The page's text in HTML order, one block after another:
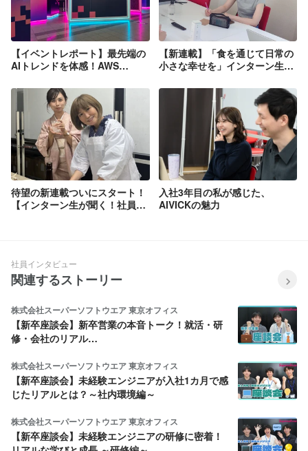
【イベントレポート】最先端の
AIトレンドを体感！AWS
ションに参画してきました！
【新連載】「食を通じて日常の
小さな幸せを」インターン生が
編
待望の新連載ついにスタート！
【インターン生が聞く！社員イ
入社3年目の私が感じた、
AIVICKの魅力
社員インタビュー
関連するストーリー
株式会社スーパーソフトウエア 東京オフィス
【新卒座談会】新卒営業の本音トーク！就活・研
修・会社のリアル…
株式会社スーパーソフトウエア 東京オフィス
【新卒座談会】未経験エンジニアが入社1カ月で感
じたリアルとは？～社内環境編～
株式会社スーパーソフトウエア 東京オフィス
【新卒座談会】未経験エンジニアの研修に密着！